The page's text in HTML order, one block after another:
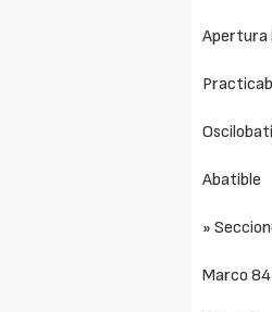
Apertura
Abatible
»
Marco